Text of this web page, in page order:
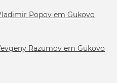
Popov em Gukovo
Razumov em Gukovo